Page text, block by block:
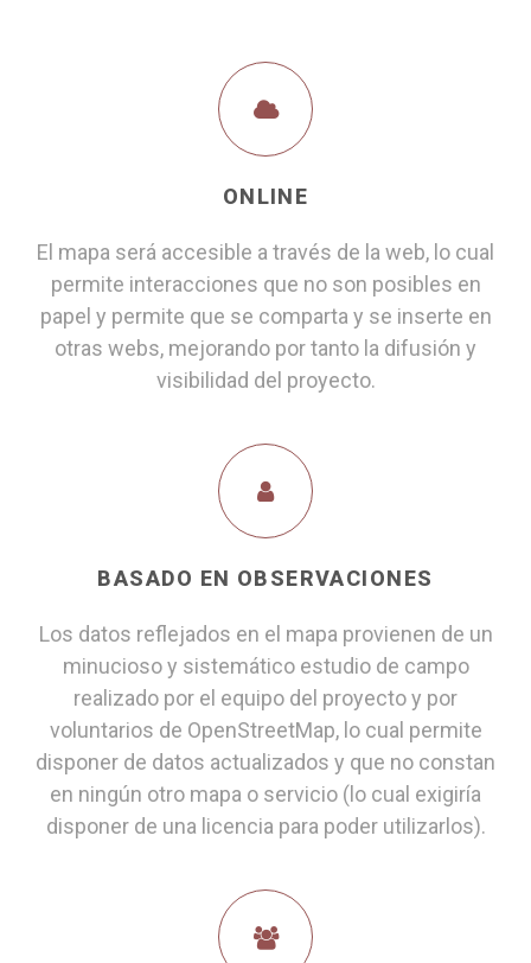
ONLINE
El mapa será accesible a través de la web, lo cual
permite interacciones que no son posibles en
papel y permite que se comparta y se inserte en
otras webs, mejorando por tanto la difusión y
visibilidad del proyecto.
BASADO EN OBSERVACIONES
Los datos reflejados en el mapa provienen de un
minucioso y sistemático estudio de campo
realizado por el equipo del proyecto y por
voluntarios de OpenStreetMap, lo cual permite
disponer de datos actualizados y que no constan
en ningún otro mapa o servicio (lo cual exigiría
disponer de una licencia para poder utilizarlos).